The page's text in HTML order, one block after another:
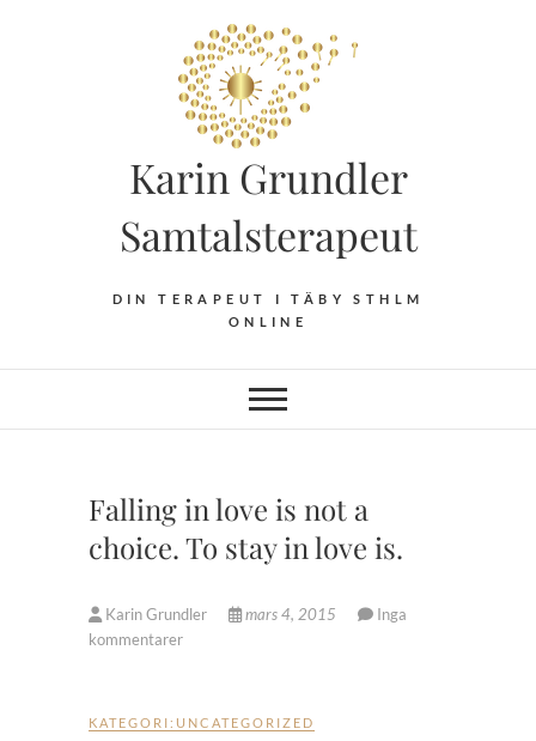
Karin Grundler
Samtalsterapeut
DIN TERAPEUT I TÄBY STHLM
ONLINE
Falling in love is not a
choice. To stay in love is.
Karin Grundler mars 4, 2015
Inga
kommentarer
KATEGORI: UNCATEGORIZED